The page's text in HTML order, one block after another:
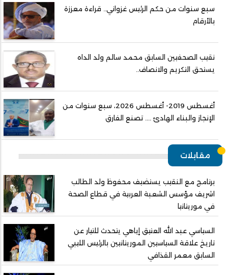
سبع سنوات من حكم الرئيس غزواني.. قراءة معززة
بالأرقام
نقيب الصحفيين السابق محمد سالم ولد الداه
يستحق التكريم والانصاف..
أغسطس 2019- أغسطس 2026، سبع سنوات من
الإنجاز والبناء الهادئ .... تصنع الفارق
مقابلات
برنامج مع النقيب يستضيف محفوظ ولد الطالب
اشريف مؤسس الشعبة العربية في قطاع الصحة
في موريتانيا
السياسي عبد الله العتيق إياهي يتحدث للتيار عن
تاريخ علاقة السياسيين الموريتانيين بالرئيس الليبي
السابق معمر القذافي